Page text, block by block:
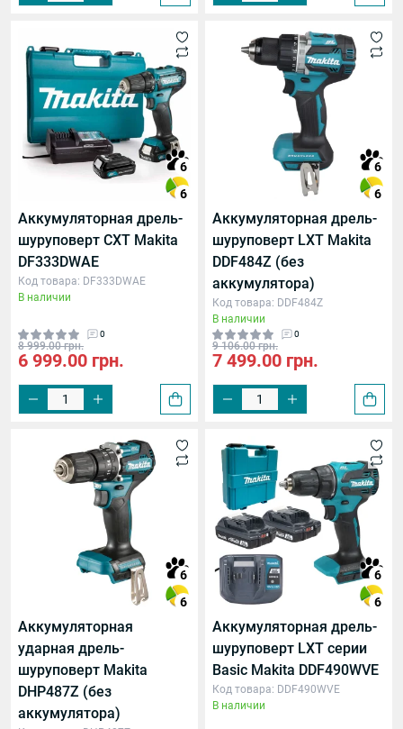
(прибл.)
6
6
Аккумуляторная дрель-
шуруповерт CXT Makita
DF333DWAE
Код товара: DF333DWAE
В наличии
0
8 999.00 грн.
6 999.00 грн.
6
6
Аккумуляторная дрель-
шуруповерт LXT Makita
DDF484Z (без
аккумулятора)
Код товара: DDF484Z
В наличии
0
9 106.00 грн.
7 499.00 грн.
6
6
Аккумуляторная
ударная дрель-
шуруповерт Makita
DHP487Z (без
аккумулятора)
6
6
Аккумуляторная дрель-
шуруповерт LXT серии
Basic Makita DDF490WVE
Код товара: DDF490WVE
В наличии